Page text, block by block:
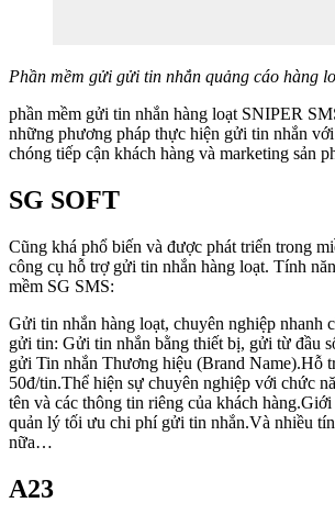
Phần mềm gửi gửi tin nhắn quảng cáo hàng
phần mềm gửi tin nhắn hàng loạt SNIPER
những phương pháp thực hiện gửi tin nhắn
chóng tiếp cận khách hàng và marketing sản
SG SOFT
Cũng khá phổ biến và được phát triển trong
công cụ hỗ trợ gửi tin nhắn hàng loạt. Tính
mềm SG SMS:
Gửi tin nhắn hàng loạt, chuyên nghiệp nhanh
gửi tin: Gửi tin nhắn bằng thiết bị, gửi từ đầu
gửi Tin nhắn Thương hiệu (Brand Name).Hỗ
50đ/tin.Thể hiện sự chuyên nghiệp với chức
tên và các thông tin riêng của khách
quản lý tối ưu chi phí gửi tin nhắn.Và nhiều
nữa…
A23